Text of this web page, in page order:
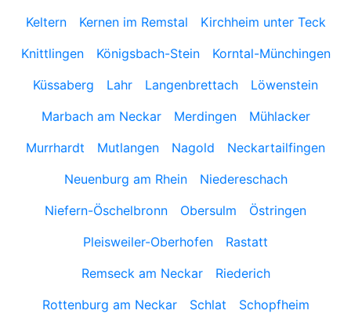
Keltern
Kernen im Remstal
Kirchheim unter Teck
Knittlingen
Königsbach-Stein
Korntal-Münchingen
Küssaberg
Lahr Langenbrettach
Löwenstein
Marbach am Neckar
Merdingen
Mühlacker
Murrhardt
Mutlangen Nagold
Neckartailfingen
Neuenburg am Rhein
Niedereschach
Niefern-Öschelbronn
Obersulm
Östringen
Pleisweiler-Oberhofen
Rastatt
Remseck am Neckar
Riederich
Rottenburg am Neckar
Schlat Schopfheim